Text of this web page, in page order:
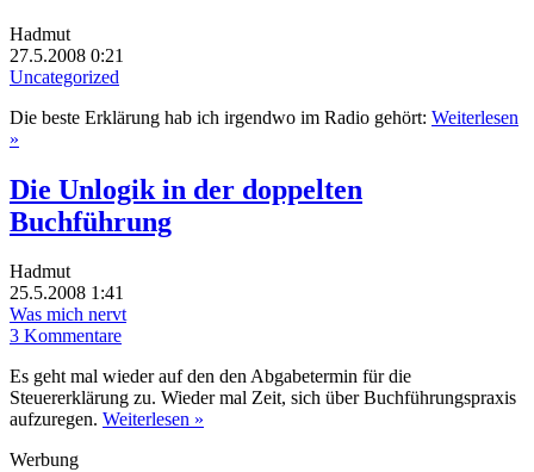
Hadmut
27.5.2008 0:21
Uncategorized
Die beste Erklärung hab ich irgendwo im Radio gehört: Weiterlesen
»
Die Unlogik in der doppelten
Buchführung
Hadmut
25.5.2008 1:41
Was mich nervt
3 Kommentare
Es geht mal wieder auf den den Abgabetermin für die
Steuererklärung zu. Wieder mal Zeit, sich über Buchführungspraxis
aufzuregen. Weiterlesen »
Werbung